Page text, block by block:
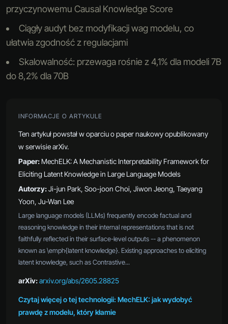
przyczynowemu Causal Knowledge Score
Ciągły audyt bez modyfikacji wag modelu, co
ułatwia zgodność z regulacjami
Skalowalność: przewaga rośnie z 4,1% dla modeli 7B
do 8,2% dla 70B
INFORMACJE O ARTYKULE
Ten artykuł powstał w oparciu o paper naukowy opublikowany
w serwisie arXiv.
Paper: MechELK: A Mechanistic Interpretability Framework for
Eliciting Latent Knowledge in Large Language Models
Autorzy:Ji-jun Park, Soo-joon Choi, Jiwon Jeong, Taeyang
Yoon, Ju-Wan Lee
Large language models (LLMs) frequently encode factual and
reasoning knowledge in their internal representations that is not
faithfully reflected in their surface-level outputs -- a phenomenon
known as \emph{latent knowledge}. Existing approaches to eliciting
latent knowledge, such as Contrastive...
arXiv:arxiv.org/abs/2605.28825
Czytaj więcej o tej technologii: MechELK: jak wydobyć
prawdę z modelu, który kłamie